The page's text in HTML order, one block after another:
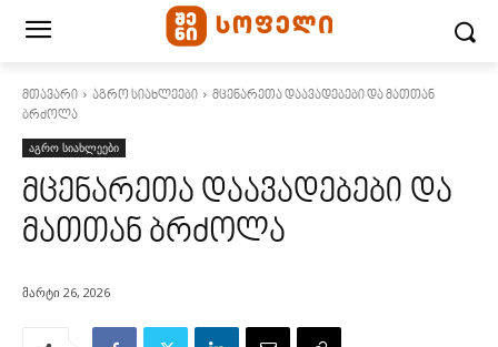
მთავარი აგრო სიახლეები
მცენარეთა დაავადებები და მათთან
ბრძოლა
აგრო სიახლეები
მცენარეთა დაავადებები და
მათთან ბრძოლა
მარტი 26, 2026